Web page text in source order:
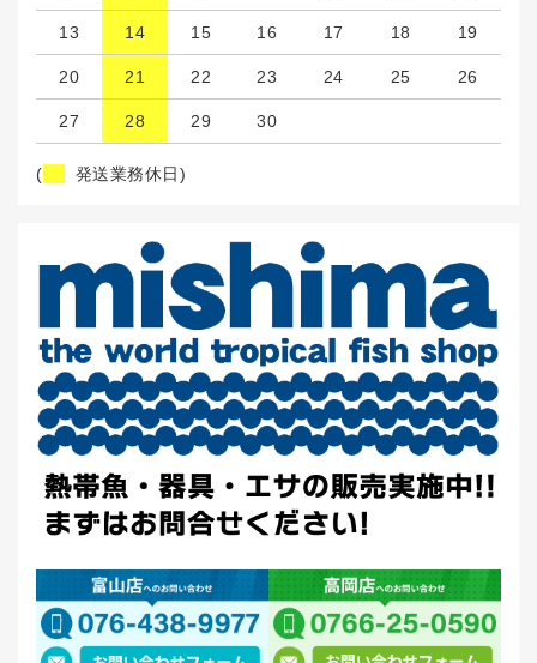
13 14 15 16 17 18 19
20 21 22 23 24 25 26
27 28 29 30
( 発送業務休日)